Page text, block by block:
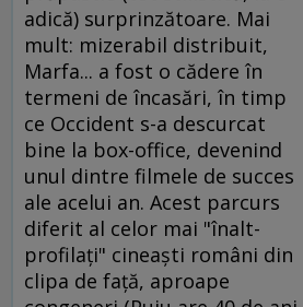
adică) surprinzătoare. Mai
mult: mizerabil distribuit,
Marfa... a fost o cădere în
termeni de încasări, în timp
ce Occident s-a descurcat
bine la box-office, devenind
unul dintre filmele de succes
ale acelui an. Acest parcurs
diferit al celor mai "înalt-
profilaţi" cineaşti români din
clipa de faţă, aproape